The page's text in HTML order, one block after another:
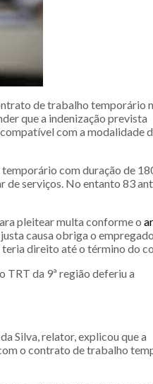
de trabalho temporário
que a indenização prevista
com a modalidade
com duração de
serviços. No entanto 83
pleitear multa conforme o
causa obriga o
teria direito até o término do
TRT da 9ª região deferiu a
Silva, relator, explicou que a
o contrato de trabalho